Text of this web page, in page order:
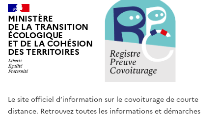
MINISTÈRE
DE LA TRANSITION
ÉCOLOGIQUE
ET DE LA COHÉSION
DES TERRITOIRES
Le site officiel d’information sur le covoiturage de courte
distance. Retrouvez toutes les informations et démarches